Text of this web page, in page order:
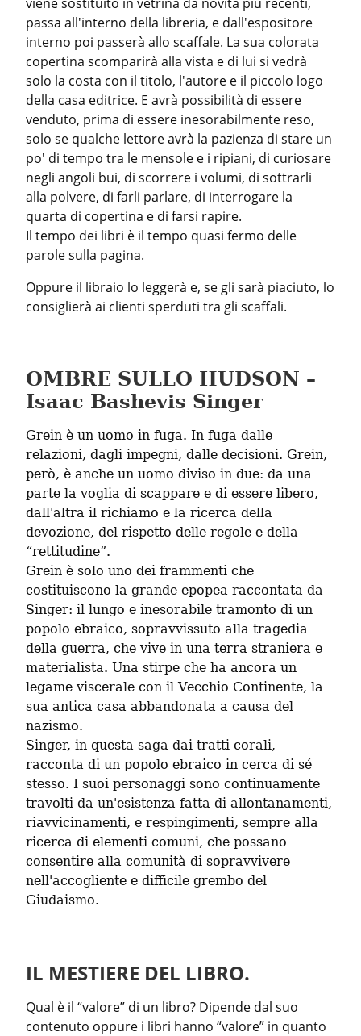
passa all'interno della libreria, e dall'espositore
interno poi passerà allo scaffale. La sua colorata
copertina scomparirà alla vista e di lui si vedrà
solo la costa con il titolo, l'autore e il piccolo logo
della casa editrice. E avrà possibilità di essere
venduto, prima di essere inesorabilmente reso,
solo se qualche lettore avrà la pazienza di stare un
po' di tempo tra le mensole e i ripiani, di curiosare
negli angoli bui, di scorrere i volumi, di sottrarli
alla polvere, di farli parlare, di interrogare la
quarta di copertina e di farsi rapire.
Il tempo dei libri è il tempo quasi fermo delle
parole sulla pagina.
Oppure il libraio lo leggerà e, se gli sarà piaciuto, lo
consiglierà ai clienti sperduti tra gli scaffali.
OMBRE SULLO HUDSON –
Isaac Bashevis Singer
Grein è un uomo in fuga. In fuga dalle
relazioni, dagli impegni, dalle decisioni. Grein,
però, è anche un uomo diviso in due: da una
parte la voglia di scappare e di essere libero,
dall'altra il richiamo e la ricerca della
devozione, del rispetto delle regole e della
“rettitudine”.
Grein è solo uno dei frammenti che
costituiscono la grande epopea raccontata da
Singer: il lungo e inesorabile tramonto di un
popolo ebraico, sopravvissuto alla tragedia
della guerra, che vive in una terra straniera e
materialista. Una stirpe che ha ancora un
legame viscerale con il Vecchio Continente, la
sua antica casa abbandonata a causa del
nazismo.
Singer, in questa saga dai tratti corali,
racconta di un popolo ebraico in cerca di sé
stesso. I suoi personaggi sono continuamente
travolti da un'esistenza fatta di allontanamenti,
riavvicinamenti, e respingimenti, sempre alla
ricerca di elementi comuni, che possano
consentire alla comunità di sopravvivere
nell'accogliente e difficile grembo del
Giudaismo.
IL MESTIERE DEL LIBRO.
Qual è il “valore” di un libro? Dipende dal suo
contenuto oppure i libri hanno “valore” in quanto